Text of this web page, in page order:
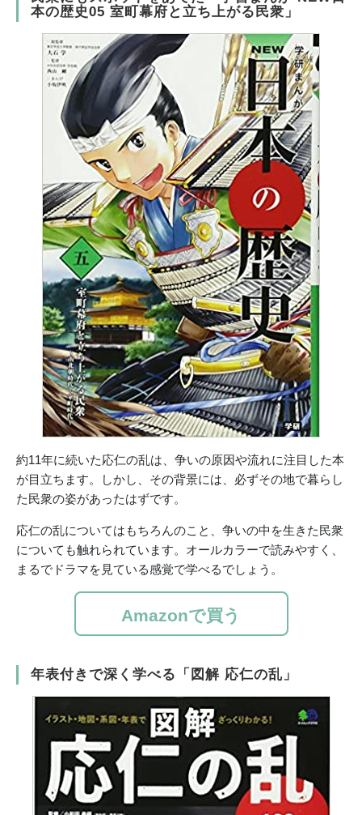
本の歴史05 室町幕府と立ち上がる民衆」
約11年に続いた応仁の乱は、争いの原因や流れに注目した本
が目立ちます。しかし、その背景には、必ずその地で暮らし
た民衆の姿があったはずです。
応仁の乱についてはもちろんのこと、争いの中を生きた民衆
についても触れられています。オールカラーで読みやすく、
まるでドラマを見ている感覚で学べるでしょう。
Amazonで買う
年表付きで深く学べる「図解 応仁の乱」